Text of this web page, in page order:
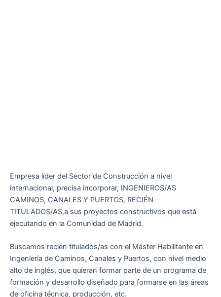
Empresa líder del Sector de Construcción a nivel
internacional, precisa incorporar, INGENIEROS/AS
CAMINOS, CANALES Y PUERTOS, RECIÉN
TITULADOS/AS,a sus proyectos constructivos que está
ejecutando en la Comunidad de Madrid.
Buscamos recién titulados/as con el Máster Habilitante en
Ingeniería de Caminos, Canales y Puertos, con nivel medio
alto de inglés, que quieran formar parte de un programa de
formación y desarrollo diseñado para formarse en las áreas
de oficina técnica, producción, etc.